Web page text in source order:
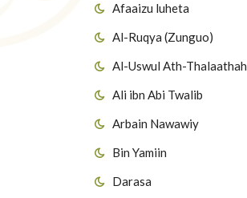
Afaaizu luheta
Al-Ruqya (Zunguo)
Al-Uswul Ath-Thalaathah
Ali ibn Abi Twalib
Arbain Nawawiy
Bin Yamiin
Darasa